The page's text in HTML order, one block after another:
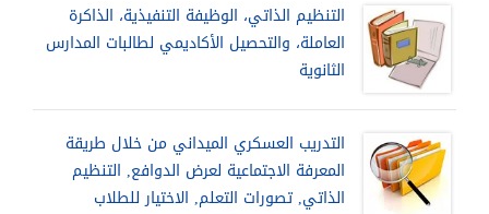
التنظيم الذاتي، الوظيفة التنفيذية، الذاكرة
العاملة، والتحصيل الأكاديمي لطالبات المدارس
الثانوية
التدريب العسكري الميداني من خلال طريقة
المعرفة الاجتماعية لعرض الدوافع, التنظيم
الذاتي, تصورات التعلم, الاختيار للطلاب